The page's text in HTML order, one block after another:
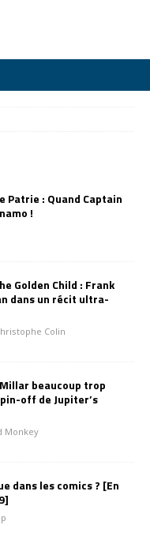
Patrie : Quand Captain
!
Golden Child : Frank
dans un récit ultra-
Colin
beaucoup trop
off de Jupiter’s
Monkey
dans les comics ? [En